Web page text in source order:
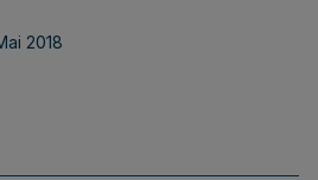
2018